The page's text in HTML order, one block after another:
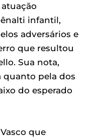
infantil,
adversários e
que resultou
Sua nota,
quanto pela dos
do esperado
que